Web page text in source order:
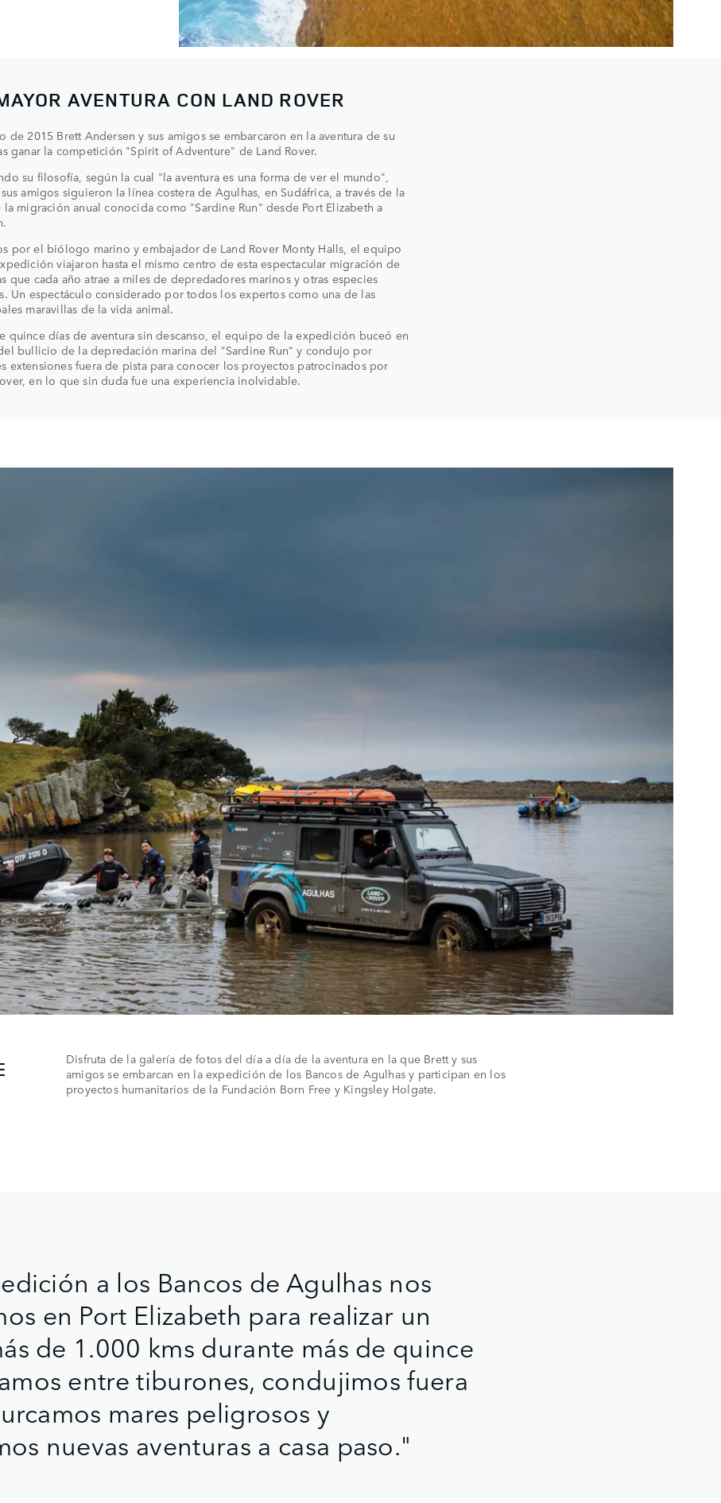
AVENTURA CON LAND ROVER
de 2015 Brett Andersen y sus amigos se embarcaron en la aventura de su
ganar la competición "Spirit of Adventure" de Land Rover.
su filosofía, según la cual "la aventura es una forma de ver el mundo",
amigos siguieron la línea costera de Agulhas, en Sudáfrica, a través de la
la migración anual conocida como "Sardine Run" desde Port Elizabeth a
por el biólogo marino y embajador de Land Rover Monty Halls, el equipo
viajaron hasta el mismo centro de esta espectacular migración de
que cada año atrae a miles de depredadores marinos y otras especies
Un espectáculo considerado por todos los expertos como una de las
maravillas de la vida animal.
quince días de aventura sin descanso, el equipo de la expedición buceó en
bullicio de la depredación marina del "Sardine Run" y condujo por
extensiones fuera de pista para conocer los proyectos patrocinados por
en lo que sin duda fue una experiencia inolvidable.
Disfruta de la galería de fotos del día a día de la aventura en la que Brett y sus
amigos se embarcan en la expedición de los Bancos de Agulhas y participan en los
proyectos humanitarios de la Fundación Born Free y Kingsley Holgate.
a los Bancos de Agulhas nos
en Port Elizabeth para realizar un
de 1.000 kms durante más de quince
entre tiburones, condujimos fuera
mares peligrosos y
nuevas aventuras a casa paso."